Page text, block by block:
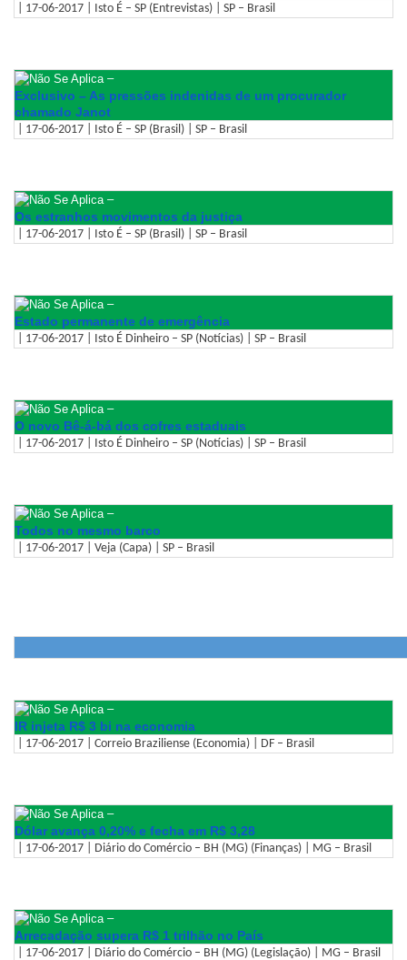
| 17-06-2017 | Isto É – SP (Entrevistas) | SP – Brasil
–
Exclusivo – As pressões indenidas de um procurador
chamado Janot
| 17-06-2017 | Isto É – SP (Brasil) | SP – Brasil
–
Os estranhos movimentos da justiça
| 17-06-2017 | Isto É – SP (Brasil) | SP – Brasil
–
Estado permanente de emergência
| 17-06-2017 | Isto É Dinheiro – SP (Notícias) | SP – Brasil
–
O novo Bê-á-bá dos cofres estaduais
| 17-06-2017 | Isto É Dinheiro – SP (Notícias) | SP – Brasil
–
Todos no mesmo barco
| 17-06-2017 | Veja (Capa) | SP – Brasil
–
IR injeta R$ 3 bi na economia
| 17-06-2017 | Correio Braziliense (Economia) | DF – Brasil
–
Dólar avança 0,20% e fecha em R$ 3,28
| 17-06-2017 | Diário do Comércio – BH (MG) (Finanças) | MG – Brasil
–
Arrecadação supera R$ 1 trilhão no País
| 17-06-2017 | Diário do Comércio – BH (MG) (Legislação) | MG – Brasil